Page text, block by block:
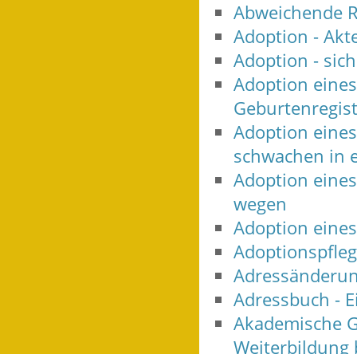
Abweichende
Adoption -
Adoption -
Adoption
Adoption
schwachen in
Adoption
wegen
Adoption
Adressbuch -
Akademische
Weiterbildung